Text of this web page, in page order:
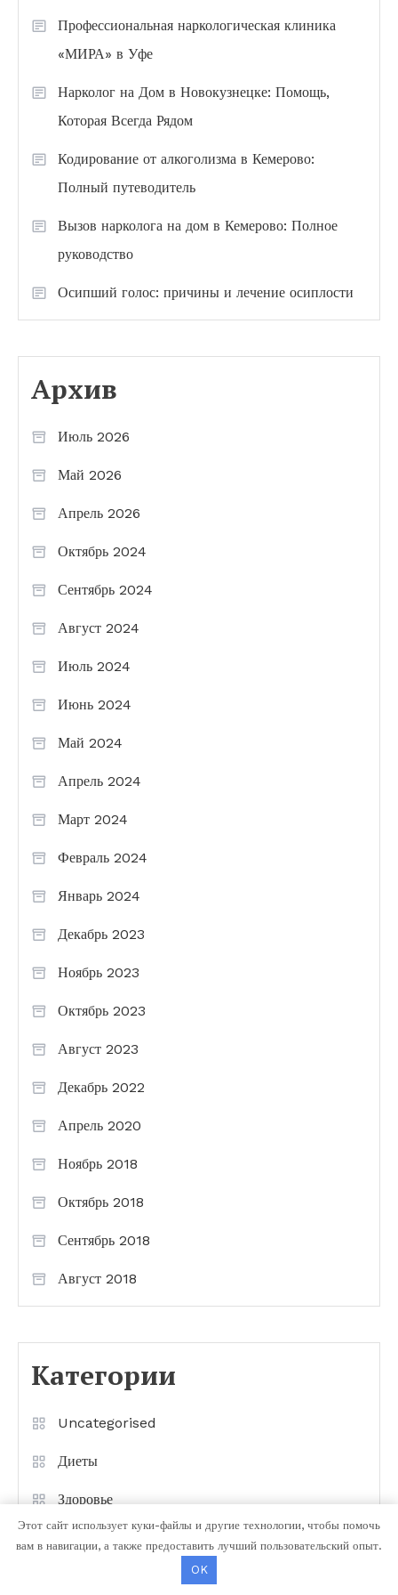
Профессиональная наркологическая клиника
«МИРА» в Уфе
Нарколог на Дом в Новокузнецке: Помощь,
Которая Всегда Рядом
Кодирование от алкоголизма в Кемерово:
Полный путеводитель
Вызов нарколога на дом в Кемерово: Полное
руководство
Осипший голос: причины и лечение осиплости
Архив
Июль 2026
Май 2026
Апрель 2026
Октябрь 2024
Сентябрь 2024
Август 2024
Июль 2024
Июнь 2024
Май 2024
Апрель 2024
Март 2024
Февраль 2024
Январь 2024
Декабрь 2023
Ноябрь 2023
Октябрь 2023
Август 2023
Декабрь 2022
Апрель 2020
Ноябрь 2018
Октябрь 2018
Сентябрь 2018
Август 2018
Категории
Uncategorised
Диеты
Здоровье
Мода и красота
Этот сайт использует куки-файлы и другие технологии, чтобы помочь
вам в навигации, а также предоставить лучший пользовательский опыт.
OK